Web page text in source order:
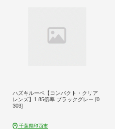
ハズキルーペ【コンパクト・クリア
レンズ】1.85倍率 ブラックグレー [0
303]
千葉県印西市